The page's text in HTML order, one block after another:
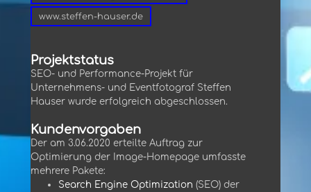
www.steffen-hauser.de
Projektstatus
SEO- und Performance-Projekt für
Unternehmens- und Eventfotograf Steffen
Hauser wurde erfolgreich abgeschlossen.
Kundenvorgaben
Der am 3.06.2020 erteilte Auftrag zur
Optimierung der Image-Homepage umfasste
mehrere Pakete:
Search Engine Optimization (SEO) der